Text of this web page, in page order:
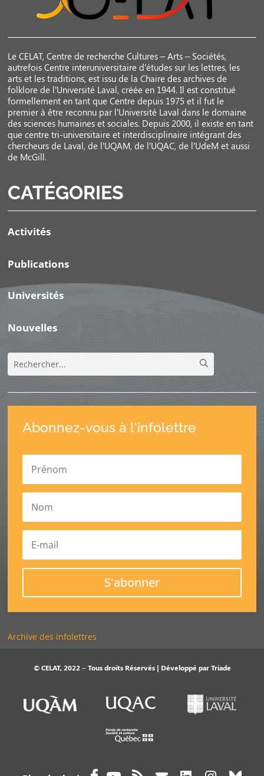
Le CELAT, Centre de recherche Cultures – Arts – Sociétés,
autrefois Centre interuniversitaire d’études sur les lettres, les
arts et les traditions, est issu de la Chaire des archives de
folklore de l’Université Laval, créée en 1944. Il est constitué
formellement en tant que Centre depuis 1975 et il fut le
premier à être reconnu par l’Université Laval dans le domaine
des sciences humaines et sociales. Depuis 2000, il existe en tant
que centre tri-universitaire et interdisciplinaire intégrant des
chercheurs de Laval, de l’UQAM, de l’UQAC, de l’UdeM et aussi
de McGill.
CATÉGORIES
Activités
Publications
Universités
Nouvelles
Abonnez-vous à l'infolettre
S'abonner
Archive des infolettres
© CELAT, 2022 – Tous droits Réservés | Développé parTriade